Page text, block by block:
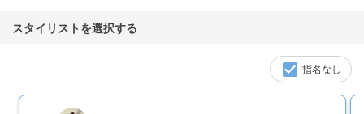
スタイリストを選択する
指名なし